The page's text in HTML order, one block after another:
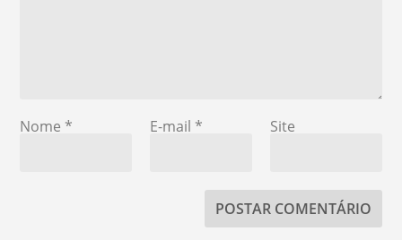
Nome * E-mail * Site